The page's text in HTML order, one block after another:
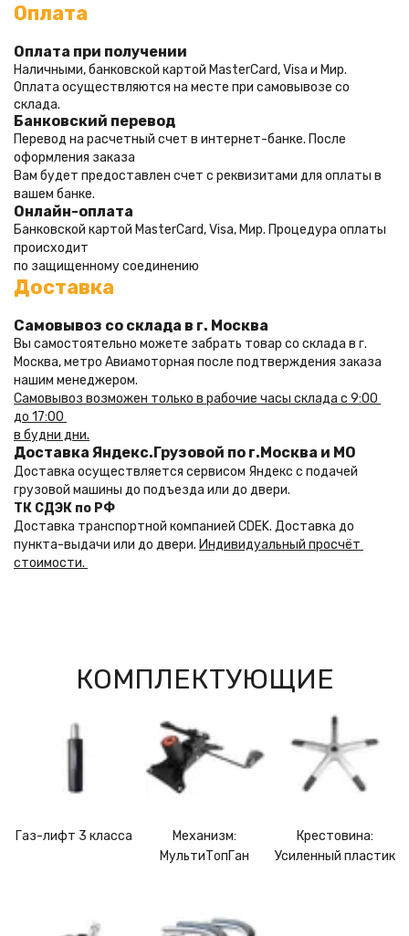
Оплата
Оплата при получении
Наличными, банковской картой MasterCard, Visa и Мир.
Оплата осуществляются на месте при самовывозе со
склада.
Банковский перевод
Перевод на расчетный счет в интернет-банке. После
оформления заказа
Вам будет предоставлен счет с реквизитами для оплаты в
вашем банке.
Онлайн-оплата
Банковской картой MasterCard, Visa, Мир. Процедура оплаты
происходит
по защищенному соединению
Доставка
Самовывоз со склада в г. Москва
Вы самостоятельно можете забрать товар со склада в г.
Москва, метро Авиамоторная после подтверждения заказа
нашим менеджером.
Самовывоз возможен только в рабочие часы склада с 9:00
до 17:00
Доставка Яндекс.Грузовой по г.Москва и МО
Доставка осуществляется сервисом Яндекс с подачей
грузовой машины до подъезда или до двери.
Доставка транспортной компанией CDEK. Доставка до
пункта-выдачи или до двери. Индивидуальный просчёт
стоимости.
КОМПЛЕКТУЮЩИЕ
Газ-лифт 3 класса
Механизм:
МультиТопГан
Крестовина:
Усиленный пластик